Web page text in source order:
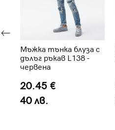
Мъжка тънка блуза с
дълъг ръкав L138 -
червена
20.45 €
40 лв.